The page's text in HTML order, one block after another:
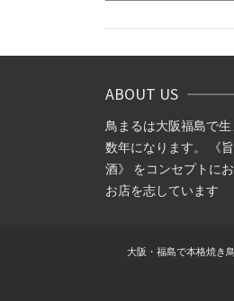
ABOUT US
鳥まるは大阪福島で
数年になります。 《
酒》 をコンセプトに
お店を志しています
大阪・福島で本格焼き